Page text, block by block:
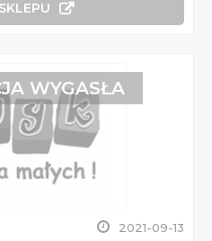
2021-09-13
WYGASŁA